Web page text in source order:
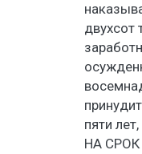
двухсот
пяти
НА